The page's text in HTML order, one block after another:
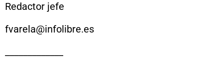
Redactor jefe
fvarela@infolibre.es